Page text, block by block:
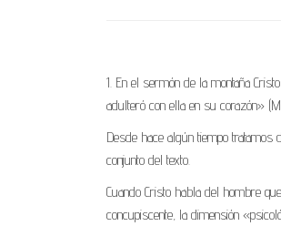
1. En el sermón de la montaña
adulteró con ella en su corazón»
Desde hace algún tiempo tratamos
conjunto del texto.
Cuando Cristo habla del hombre
concupiscente, la dimensión